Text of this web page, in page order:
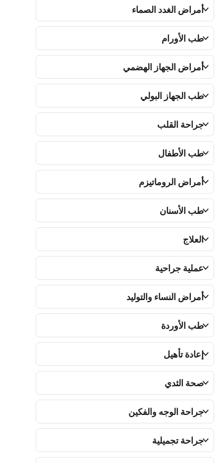
أمراض الغدد الصماء
طب الأورام
أمراض الجهاز الهضمي
طب الجهاز البولي
جراحة القلب
طب الأطفال
أمراض الروماتيزم
طب الأسنان
العلاج
عملية جراحية
أمراض النساء والتوليد
طب الأوردة
إعادة تأهيل
صحة الثدي
جراحة الوجه والفكين
جراحة تجميلية